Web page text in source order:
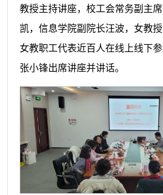
教授主持讲座，校工会常务副主
凯，信息学院副院长汪波，女教
女教职工代表近百人在线上线下
张小锋出席讲座并讲话。